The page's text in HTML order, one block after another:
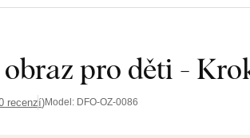
obraz pro děti -
recenzí)Model: DFO-OZ-0086